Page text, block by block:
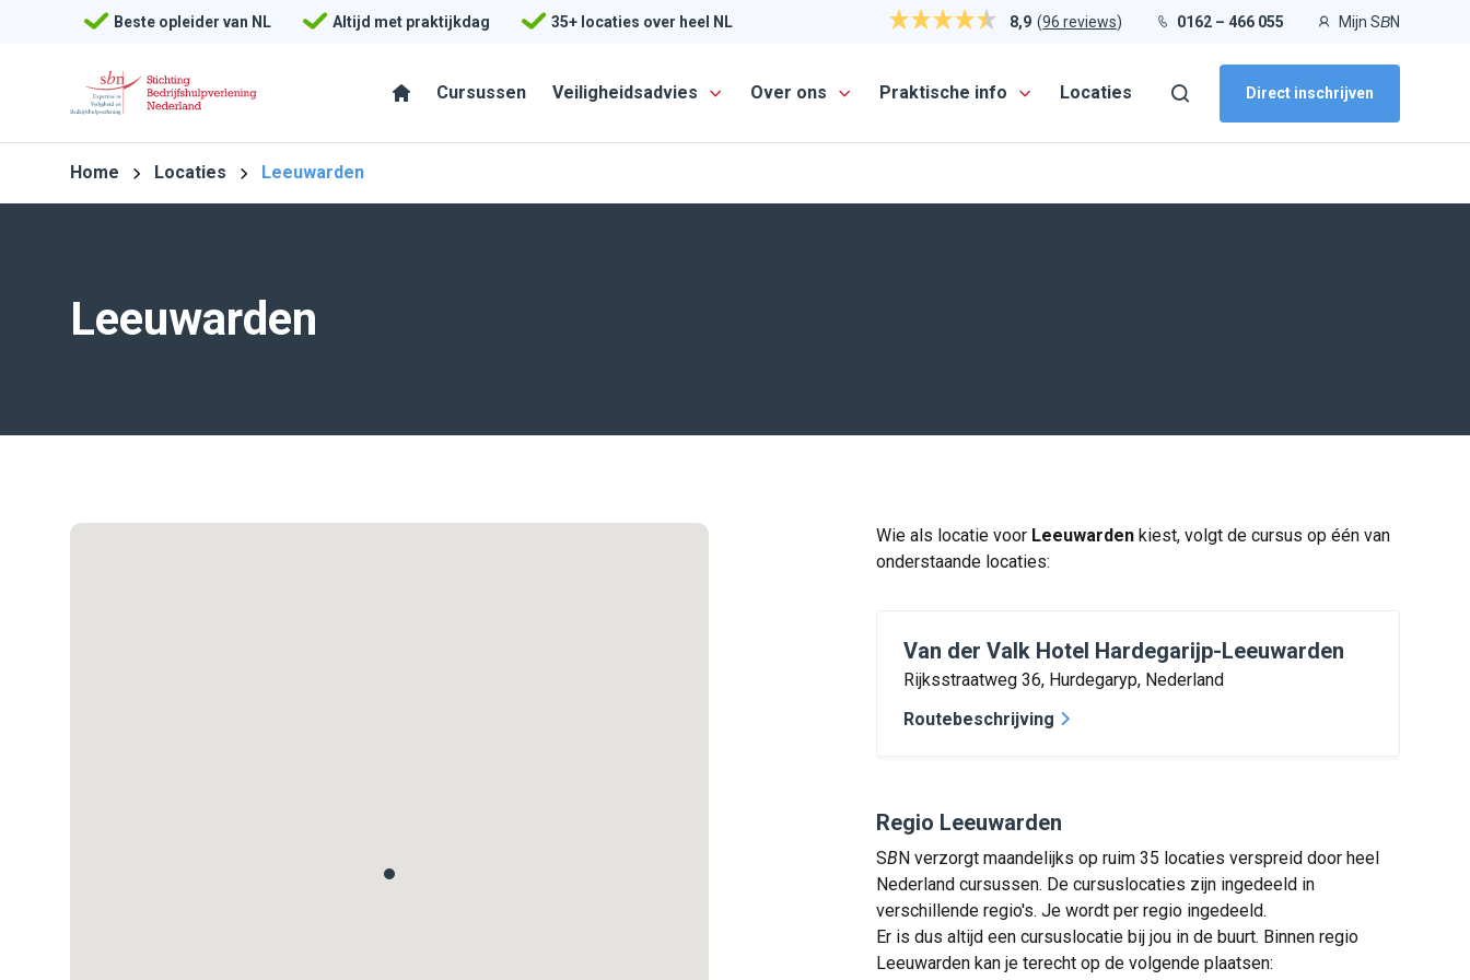
Beste opleider van NL Altijd met praktijkdag 35+ locaties over heel NL 8,9 (96 reviews) 0162 – 466 055 Mijn SBN
Cursussen Veiligheidsadvies Over ons Praktische info Locaties Direct inschrijven
Home Locaties Leeuwarden
Leeuwarden
Wie als locatie voor Leeuwarden kiest, volgt de cursus op één van
onderstaande locaties:
Van der Valk Hotel Hardegarijp-Leeuwarden
Rijksstraatweg 36, Hurdegaryp, Nederland
Routebeschrijving
Regio Leeuwarden
SBN verzorgt maandelijks op ruim 35 locaties verspreid door heel
Nederland cursussen. De cursuslocaties zijn ingedeeld in
verschillende regio's. Je wordt per regio ingedeeld.
Er is dus altijd een cursuslocatie bij jou in de buurt. Binnen regio
Leeuwarden kan je terecht op de volgende plaatsen: